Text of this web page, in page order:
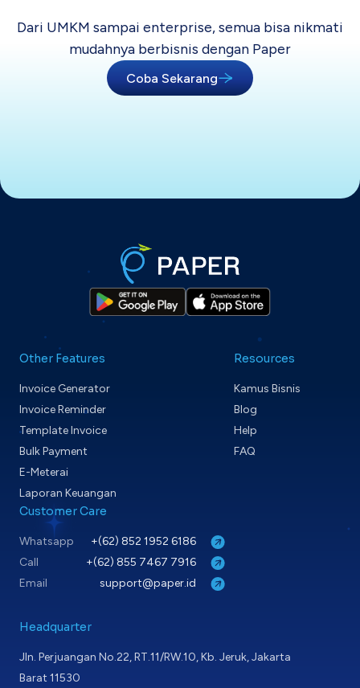
Dari UMKM sampai enterprise, semua bisa nikmati
mudahnya berbisnis dengan Paper
Coba Sekarang
Other Features
Invoice Generator
Invoice Reminder
Template Invoice
Bulk Payment
E-Meterai
Laporan Keuangan
Resources
Kamus Bisnis
Blog
Help
FAQ
Customer Care
Whatsapp
+(62) 852 1952 6186
Call
+(62) 855 7467 7916
Email
support@paper.id
Headquarter
Jln. Perjuangan No.22, RT.11/RW.10, Kb. Jeruk, Jakarta
Barat 11530